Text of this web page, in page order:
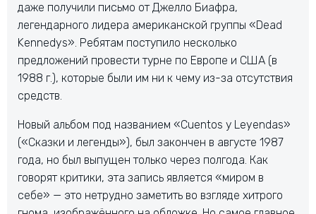
даже получили письмо от Джелло Биафра,
легендарного лидера американской группы «Dead
Kennedys». Ребятам поступило несколько
предложений провести турне по Европе и США (в
1988 г.), которые были им ни к чему из-за отсутствия
средств.
Новый альбом под названием «Cuentos у Leyendas»
(«Сказки и легенды»), был закончен в августе 1987
года, но был выпущен только через полгода. Как
говорят критики, эта запись является «миром в
себе» — это нетрудно заметить во взгляде хитрого